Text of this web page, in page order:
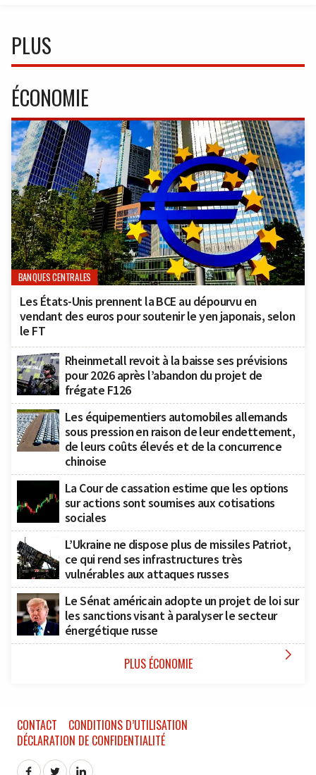
PLUS
ÉCONOMIE
BANQUES CENTRALES
Les États-Unis prennent la BCE au dépourvu en
vendant des euros pour soutenir le yen japonais, selon
le FT
Rheinmetall revoit à la baisse ses prévisions
pour 2026 après l’abandon du projet de
frégate F126
Les équipementiers automobiles allemands
sous pression en raison de leur endettement,
de leurs coûts élevés et de la concurrence
chinoise
La Cour de cassation estime que les options
sur actions sont soumises aux cotisations
sociales
L’Ukraine ne dispose plus de missiles Patriot,
ce qui rend ses infrastructures très
vulnérables aux attaques russes
Le Sénat américain adopte un projet de loi sur
les sanctions visant à paralyser le secteur
énergétique russe
PLUS ÉCONOMIE 
CONTACT
CONDITIONS D’UTILISATION
DÉCLARATION DE CONFIDENTIALITÉ